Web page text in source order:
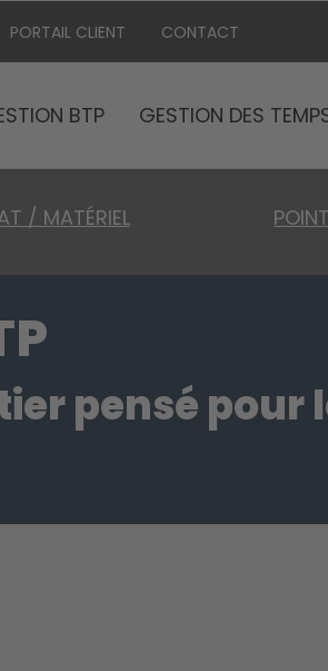
PORTAIL CLIENT CONTACT
BTP GESTION DES
/ MATÉRIEL
pensé pour